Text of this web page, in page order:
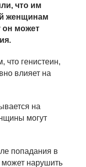
что им
женщинам
он может
что генистеин,
влияет на
на
могут
попадания в
нарушить